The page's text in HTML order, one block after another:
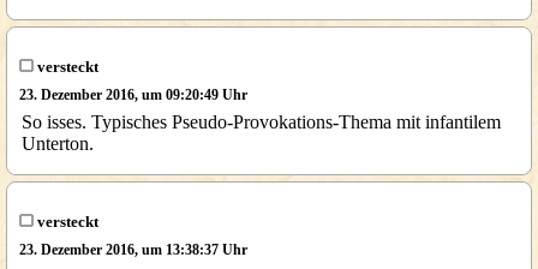
versteckt
23. Dezember 2016, um 09:20:49 Uhr
So isses. Typisches Pseudo-Provokations-Thema mit infantilem
Unterton.
versteckt
23. Dezember 2016, um 13:38:37 Uhr